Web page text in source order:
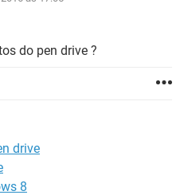
FACEBOOK
do pen drive ?
drive
8